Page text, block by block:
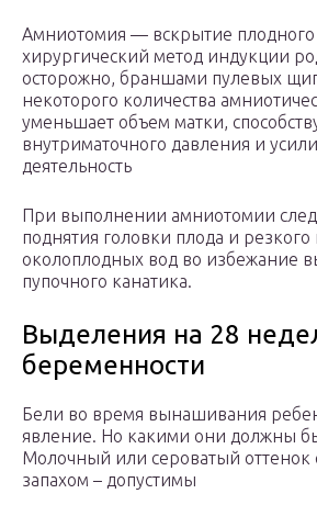
Амниотомия — вскрытие
хирургический метод индукции
осторожно, браншами пулевых
некоторого количества
уменьшает объем матки,
внутриматочного давления и
деятельность
При выполнении амниотомии
поднятия головки плода и резкого
околоплодных вод во избежание
пупочного канатика.
Выделения на 28
беременности
Бели во время вынашивания
явление. Но какими они должны
Молочный или сероватый оттенок
запахом – допустимы